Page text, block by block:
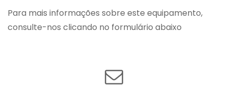
Para mais informações sobre este equipamento,
consulte-nos clicando no formulário abaixo